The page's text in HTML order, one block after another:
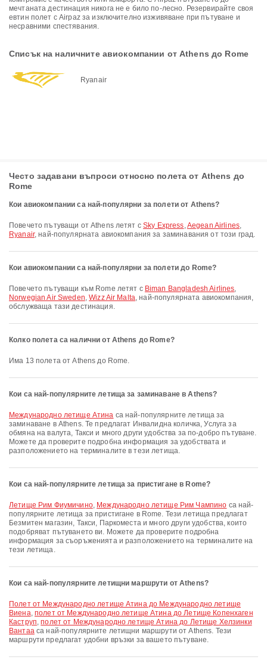
мечтаната дестинация никога не е било по-лесно. Резервирайте своя
евтин полет с Airpaz за изключително изживяване при пътуване и
несравними спестявания.
Списък на наличните авиокомпании от Athens до Rome
Ryanair
Често задавани въпроси относно полета от Athens до
Rome
Кои авиокомпании са най-популярни за полети от Athens?
Повечето пътуващи от Athens летят сSky Express,Aegean Airlines,
Ryanair, най-популярната авиокомпания за заминавания от този град.
Кои авиокомпании са най-популярни за полети до Rome?
Повечето пътуващи към Rome летят с Biman Bangladesh Airlines,
Norwegian Air Sweden,Wizz Air Malta, най-популярната авиокомпания,
обслужваща тази дестинация.
Колко полета са налични от Athens до Rome?
Има 13 полета от Athens до Rome.
Кои са най-популярните летища за заминаване в Athens?
Международно летище Атина са най-популярните летища за
заминаване в Athens. Те предлагат Инвалидна количка, Услуга за
обмяна на валута, Такси и много други удобства за по-добро пътуване.
Можете да проверите подробна информация за удобствата и
разположението на терминалите в тези летища.
Кои са най-популярните летища за пристигане в Rome?
Летище Рим Фиумичино, Международно летище Рим Чампино са най-
популярните летища за пристигане в Rome. Тези летища предлагат
Безмитен магазин, Такси, Паркоместа и много други удобства, които
подобряват пътуването ви. Можете да проверите подробна
информация за съоръженията и разположението на терминалите на
тези летища.
Кои са най-популярните летищни маршрути от Athens?
полет от Международно летище Атина до Международно летище
Виена, полет от Международно летище Атина до Летище Копенхаген
Каструп,полет от Международно летище Атина до Летище Хелзинки
Вантааса най-популярните летищни маршрути от Athens. Тези
маршрути предлагат удобни връзки за вашето пътуване.